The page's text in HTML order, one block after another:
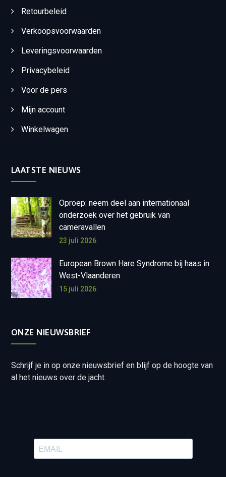
Retourbeleid
Verkoopsvoorwaarden
Leveringsvoorwaarden
Privacybeleid
Voor de pers
Mijn account
Winkelwagen
LAATSTE NIEUWS
Oproep: neem deel aan internationaal
onderzoek over het gebruik van
cameravallen
23 juli 2026
European Brown Hare Syndrome bij haas in
West-Vlaanderen
15 juli 2026
ONZE NIEUWSBRIEF
Schrijf je in op onze nieuwsbrief en blijf op de hoogte van
al het nieuws over de jacht.